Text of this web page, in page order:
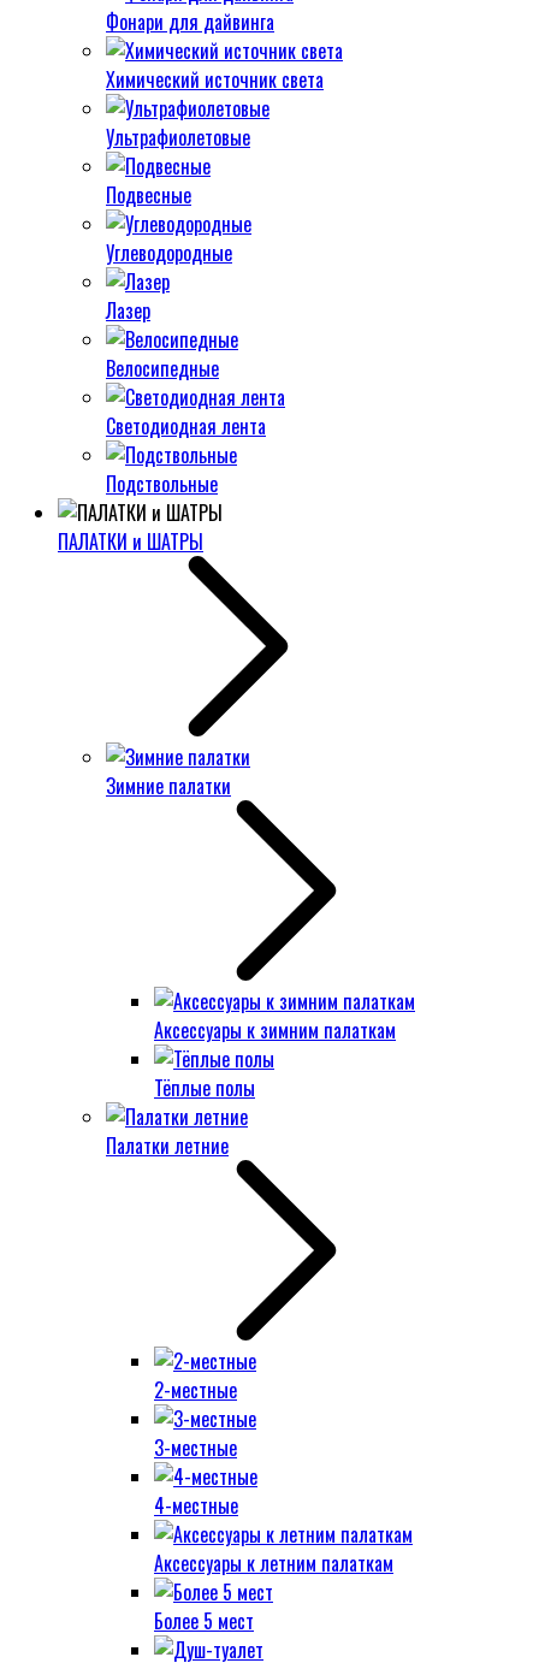
Фонари для дайвинга
Химический источник света
Ультрафиолетовые
Подвесные
Углеводородные
Лазер
Велосипедные
Светодиодная лента
Подствольные
ПАЛАТКИ и ШАТРЫ
Зимние палатки
Аксессуары к зимним палаткам
Тёплые полы
Палатки летние
2-местные
3-местные
4-местные
Аксессуары к летним палаткам
Более 5 мест